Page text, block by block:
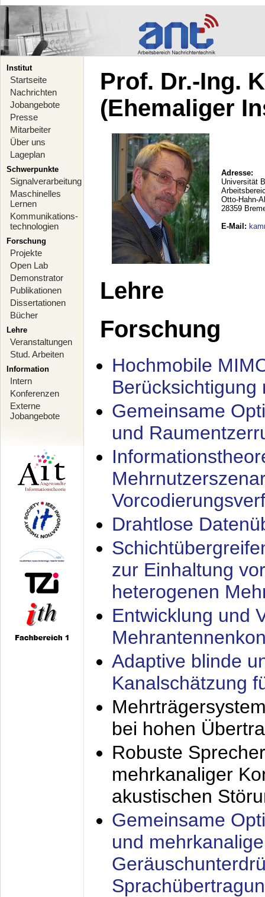
Institut
Startseite
Nachrichten
Jobangebote
Presse
Mitarbeiter
Über uns
Lageplan
Schwerpunkte
Signalverarbeitung
Maschinelles
Lernen
Kommunikations-
technologien
Forschung
Projekte
Open Lab
Demonstrator
Publikationen
Dissertationen
Bücher
Lehre
Veranstaltungen
Stud. Arbeiten
Information
Intern
Konferenzen
Externe
Jobangebote
Prof. Dr.-Ing.
(Ehemaliger
Adresse:
Universität
Otto-Hahn-
28359
E-Mail :
Lehre
Forschung
Hochmobile
Berücksichtigung
Gemeinsame
und
Drahtlose
zur Einhaltung
heterogenen
Entwicklung und
Adaptive blinde
Kanalschätzung
bei hohen
Robuste
mehrkanaliger
akustischen
Gemeinsame
und